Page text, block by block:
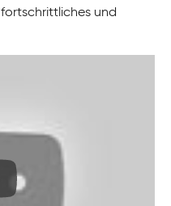
fortschrittliches und